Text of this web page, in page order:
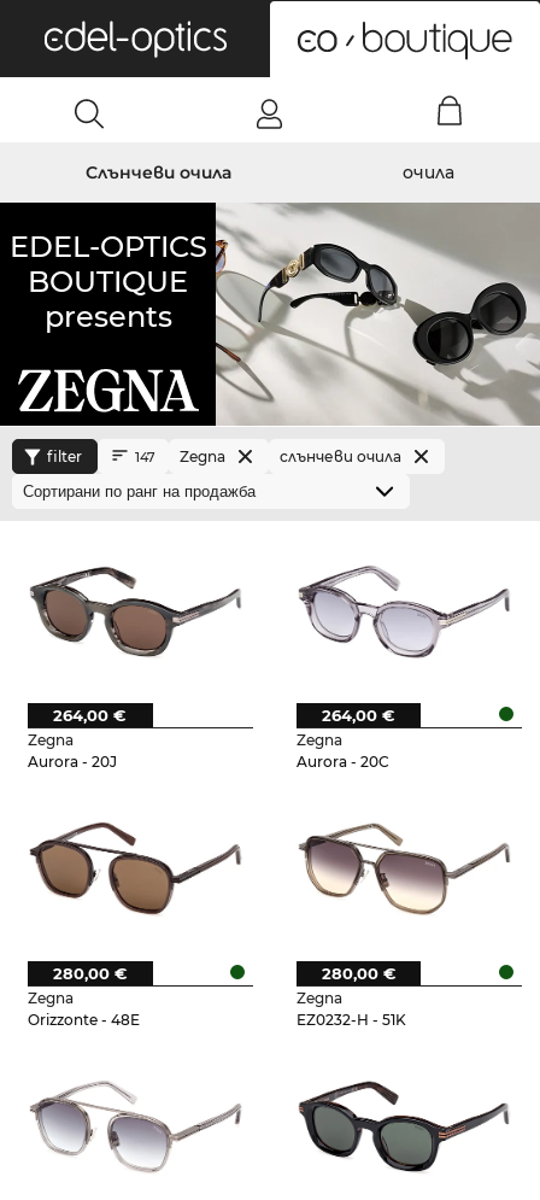
Слънчеви очила очила
EDEL-OPTICS
BOUTIQUE
presents
filter 147 Zegna слънчеви очила
Zegna
Aurora - 20J
264,00 €
Zegna
Aurora - 20C
264,00 €
Zegna
Orizzonte - 48E
280,00 €
Zegna
EZ0232-H - 51K
280,00 €